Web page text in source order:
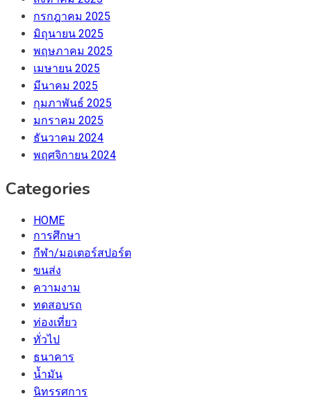
กรกฎาคม 2025
มิถุนายน 2025
พฤษภาคม 2025
เมษายน 2025
มีนาคม 2025
กุมภาพันธ์ 2025
มกราคม 2025
ธันวาคม 2024
พฤศจิกายน 2024
Categories
HOME
การศึกษา
กีฬา/มอเตอร์สปอร์ต
ขนส่ง
ความงาม
ทดสอบรถ
ท่องเที่ยว
ทั่วไป
ธนาคาร
น้ำมัน
นิทรรศการ